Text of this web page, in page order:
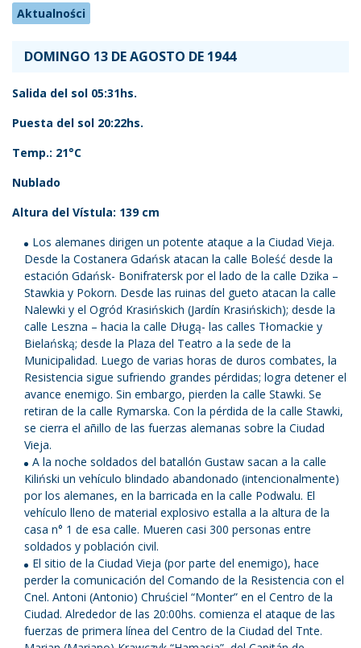
Aktualności
DOMINGO 13 DE AGOSTO DE 1944
Salida del sol 05:31hs.
Puesta del sol 20:22hs.
Temp.: 21°C
Nublado
Altura del Vístula: 139 cm
Los alemanes dirigen un potente ataque a la Ciudad Vieja.
Desde la Costanera Gdańsk atacan la calle Boleść desde la
estación Gdańsk- Bonifratersk por el lado de la calle Dzika –
Stawkia y Pokorn. Desde las ruinas del gueto atacan la calle
Nalewki y el Ogród Krasińskich (Jardín Krasińskich); desde la
calle Leszna – hacia la calle Długą- las calles Tłomackie y
Bielańską; desde la Plaza del Teatro a la sede de la
Municipalidad. Luego de varias horas de duros combates, la
Resistencia sigue sufriendo grandes pérdidas; logra detener el
avance enemigo. Sin embargo, pierden la calle Stawki. Se
retiran de la calle Rymarska. Con la pérdida de la calle Stawki,
se cierra el añillo de las fuerzas alemanas sobre la Ciudad
Vieja.
A la noche soldados del batallón Gustaw sacan a la calle
Kiliński un vehículo blindado abandonado (intencionalmente)
por los alemanes, en la barricada en la calle Podwalu. El
vehículo lleno de material explosivo estalla a la altura de la
casa n° 1 de esa calle. Mueren casi 300 personas entre
soldados y población civil.
El sitio de la Ciudad Vieja (por parte del enemigo), hace
perder la comunicación del Comando de la Resistencia con el
Cnel. Antoni (Antonio) Chruściel “Monter” en el Centro de la
Ciudad. Alrededor de las 20:00hs. comienza el ataque de las
fuerzas de primera línea del Centro de la Ciudad del Tnte.